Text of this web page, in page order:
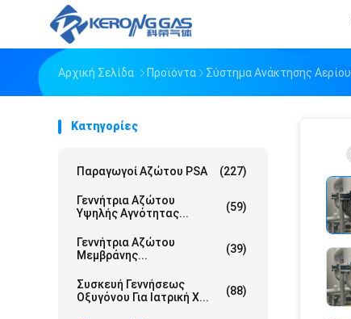
Αρχική Σελίδα Προϊόντα Σύστημα Ανάκτησης Αερίου
Κατηγορίες
Παραγωγοί Αζώτου PSA (227)
Γεννήτρια Αζώτου
Υψηλής Αγνότητας...
(59)
Γεννήτρια Αζώτου
Μεμβράνης...
(39)
Συσκευή Γεννήσεως
Οξυγόνου Για Ιατρική Χ...
(88)